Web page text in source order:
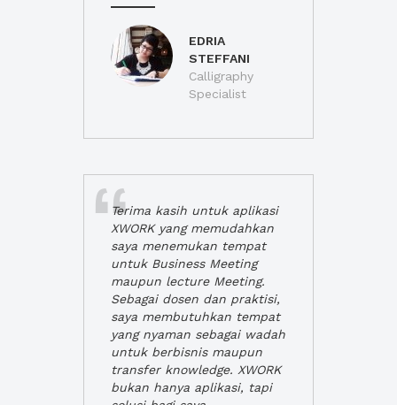
EDRIA
STEFFANI
Calligraphy
Specialist
Terima kasih untuk aplikasi
XWORK yang memudahkan
saya menemukan tempat
untuk Business Meeting
maupun lecture Meeting.
Sebagai dosen dan praktisi,
saya membutuhkan tempat
yang nyaman sebagai wadah
untuk berbisnis maupun
transfer knowledge. XWORK
bukan hanya aplikasi, tapi